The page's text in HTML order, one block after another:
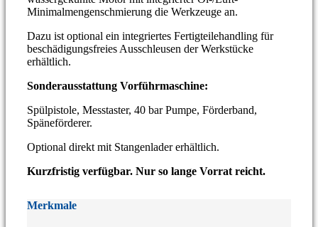
Minimalmengenschmierung die Werkzeuge an.
Dazu ist optional ein integriertes Fertigteilehandling für
beschädigungsfreies Ausschleusen der Werkstücke
erhältlich.
Sonderausstattung Vorführmaschine:
Spülpistole, Messtaster, 40 bar Pumpe, Förderband,
Späneförderer.
Optional direkt mit Stangenlader erhältlich.
Kurzfristig verfügbar. Nur so lange Vorrat reicht.
Merkmale